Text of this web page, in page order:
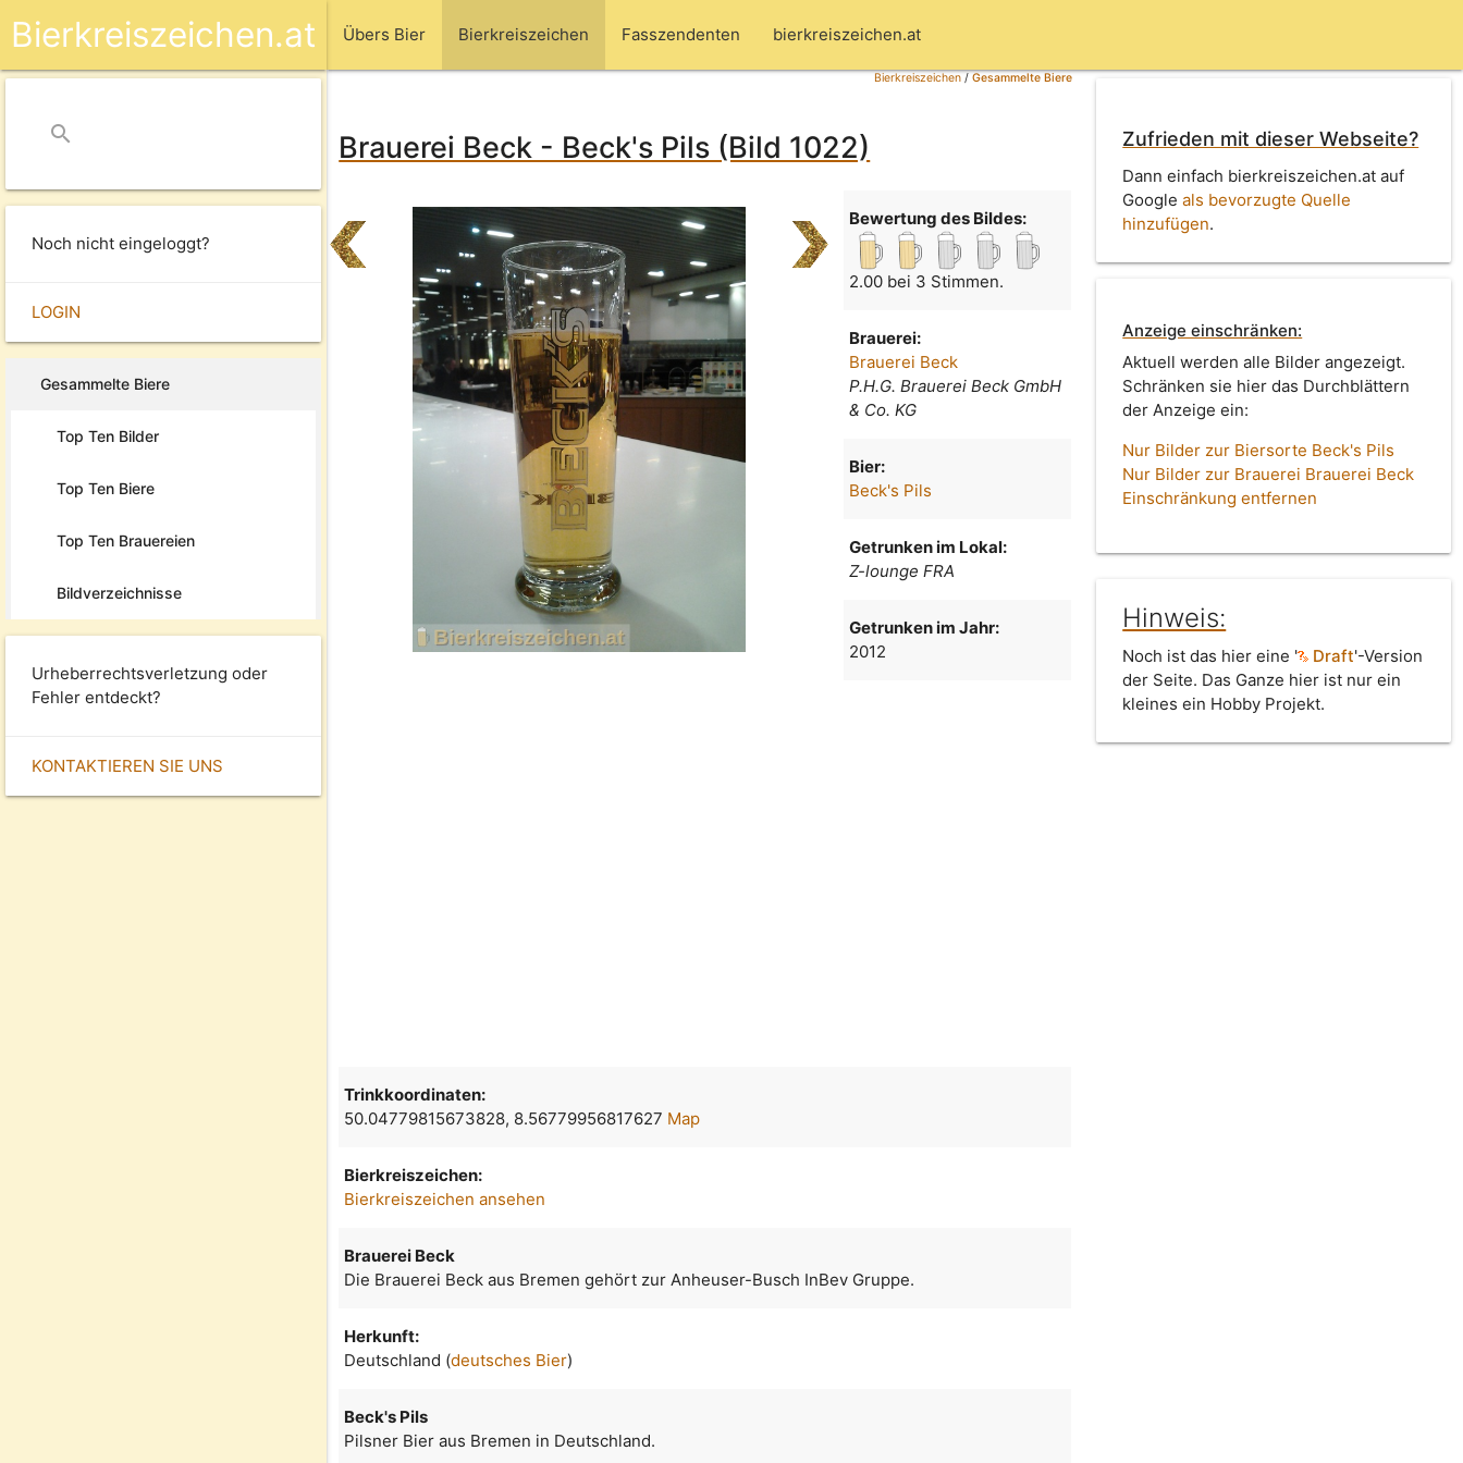
Übers Bier Bierkreiszeichen Fasszendenten bierkreiszeichen.at
Bierkreiszeichen.at
search
Noch nicht eingeloggt?
LOGIN
Gesammelte Biere
Top Ten Bilder
Top Ten Biere
Top Ten Brauereien
Bildverzeichnisse
Urheberrechtsverletzung oder
Fehler entdeckt?
KONTAKTIEREN SIE UNS
Bierkreiszeichen/Gesammelte Biere
Brauerei Beck - Beck's Pils (Bild 1022)
Bewertung des Bildes:
2.00 bei 3 Stimmen.
Brauerei:
Brauerei Beck
P.H.G. Brauerei Beck GmbH
& Co. KG
Bier:
Beck's Pils
Getrunken im Lokal:
Z-lounge FRA
Getrunken im Jahr:
2012
Zufrieden mit dieser Webseite?
Dann einfach bierkreiszeichen.at auf
Googleals bevorzugte Quelle
hinzufügen.
Anzeige einschränken:
Aktuell werden alle Bilder angezeigt.
Schränken sie hier das Durchblättern
der Anzeige ein:
Nur Bilder zur Biersorte Beck's Pils
Nur Bilder zur Brauerei Brauerei Beck
Einschränkung entfernen
Hinweis:
Noch ist das hier eine ' Draft'-Version
der Seite. Das Ganze hier ist nur ein
kleines ein Hobby Projekt.
Trinkkoordinaten:
50.04779815673828, 8.56779956817627 Map
Bierkreiszeichen:
Bierkreiszeichen ansehen
Brauerei Beck
Die Brauerei Beck aus Bremen gehört zur Anheuser-Busch InBev Gruppe.
Herkunft:
Deutschland (deutsches Bier)
Beck's Pils
Pilsner Bier aus Bremen in Deutschland.